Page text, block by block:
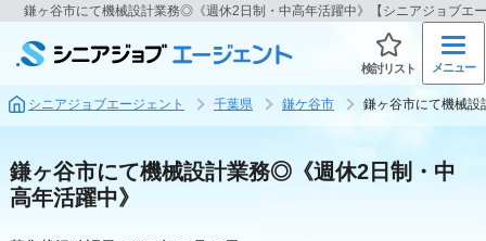
鎌ヶ谷市にて機械設計業務◎《週休2日制・中高年活躍中》【シニアジョブエ
検討リスト メニュー
シニアジョブエージェント 千葉県 鎌ケ谷市 鎌ヶ谷市にて機械
鎌ヶ谷市にて機械設計業務◎《週休2日制・中
高年活躍中》